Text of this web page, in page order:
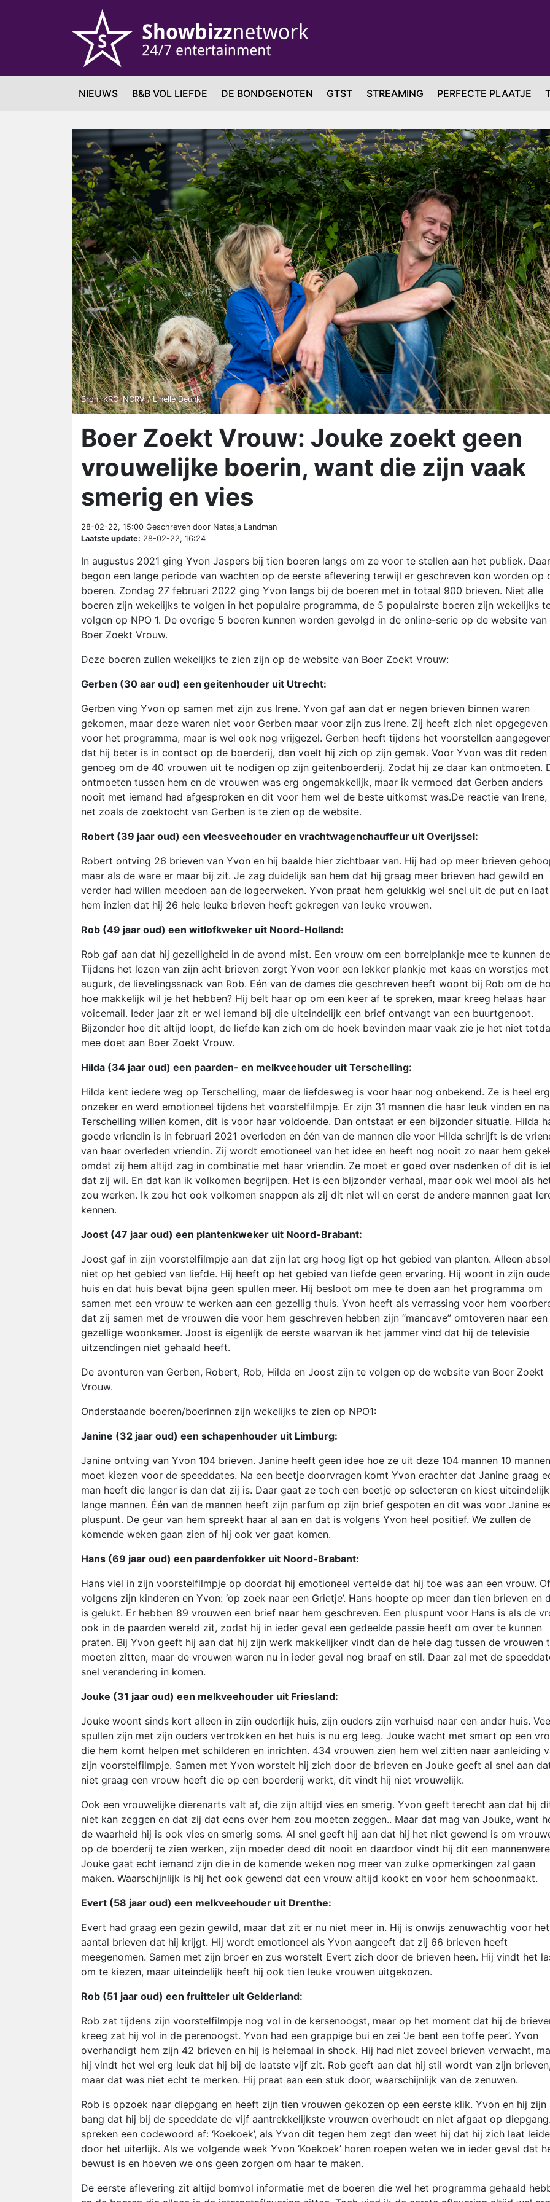
NIEUWS B&B VOL LIEFDE DE BONDGENOTEN GTST STREAMING PERFECTE PLAATJE
Bron: KRO-NCRV / Linelle Deunk
Boer Zoekt Vrouw: Jouke zoekt geen
vrouwelijke boerin, want die zijn vaak
smerig en vies
28-02-22, 15:00 Geschreven door Natasja Landman
Laatste update: 28-02-22, 16:24
In augustus 2021 ging Yvon Jaspers bij tien boeren langs om ze voor te stellen aan het publiek.
begon een lange periode van wachten op de eerste aflevering terwijl er geschreven kon worden op
boeren. Zondag 27 februari 2022 ging Yvon langs bij de boeren met in totaal 900 brieven. Niet alle
boeren zijn wekelijks te volgen in het populaire programma, de 5 populairste boeren zijn wekelijks
volgen op NPO 1. De overige 5 boeren kunnen worden gevolgd in de online-serie op de website van
Boer Zoekt Vrouw.
Deze boeren zullen wekelijks te zien zijn op de website van Boer Zoekt Vrouw:
Gerben (30 aar oud) een geitenhouder uit Utrecht:
Gerben ving Yvon op samen met zijn zus Irene. Yvon gaf aan dat er negen brieven binnen waren
gekomen, maar deze waren niet voor Gerben maar voor zijn zus Irene. Zij heeft zich niet opgegeven
voor het programma, maar is wel ook nog vrijgezel. Gerben heeft tijdens het voorstellen
dat hij beter is in contact op de boerderij, dan voelt hij zich op zijn gemak. Voor Yvon was dit reden
genoeg om de 40 vrouwen uit te nodigen op zijn geitenboerderij. Zodat hij ze daar kan ontmoeten.
ontmoeten tussen hem en de vrouwen was erg ongemakkelijk, maar ik vermoed dat Gerben anders
nooit met iemand had afgesproken en dit voor hem wel de beste uitkomst was.De reactie van Irene,
net zoals de zoektocht van Gerben is te zien op de website.
Robert (39 jaar oud) een vleesveehouder en vrachtwagenchauffeur uit Overijssel:
Robert ontving 26 brieven van Yvon en hij baalde hier zichtbaar van. Hij had op meer brieven
maar als de ware er maar bij zit. Je zag duidelijk aan hem dat hij graag meer brieven had gewild en
verder had willen meedoen aan de logeerweken. Yvon praat hem gelukkig wel snel uit de put en laat
hem inzien dat hij 26 hele leuke brieven heeft gekregen van leuke vrouwen.
Rob (49 jaar oud) een witlofkweker uit Noord-Holland:
Rob gaf aan dat hij gezelligheid in de avond mist. Een vrouw om een borrelplankje mee te kunnen
Tijdens het lezen van zijn acht brieven zorgt Yvon voor een lekker plankje met kaas en worstjes met
augurk, de lievelingssnack van Rob. Eén van de dames die geschreven heeft woont bij Rob om de
hoe makkelijk wil je het hebben? Hij belt haar op om een keer af te spreken, maar kreeg helaas haar
voicemail. Ieder jaar zit er wel iemand bij die uiteindelijk een brief ontvangt van een buurtgenoot.
Bijzonder hoe dit altijd loopt, de liefde kan zich om de hoek bevinden maar vaak zie je het niet
mee doet aan Boer Zoekt Vrouw.
Hilda (34 jaar oud) een paarden- en melkveehouder uit Terschelling:
Hilda kent iedere weg op Terschelling, maar de liefdesweg is voor haar nog onbekend. Ze is heel erg
onzeker en werd emotioneel tijdens het voorstelfilmpje. Er zijn 31 mannen die haar leuk vinden en
Terschelling willen komen, dit is voor haar voldoende. Dan ontstaat er een bijzonder situatie. Hilda
goede vriendin is in februari 2021 overleden en één van de mannen die voor Hilda schrijft is de
van haar overleden vriendin. Zij wordt emotioneel van het idee en heeft nog nooit zo naar hem
omdat zij hem altijd zag in combinatie met haar vriendin. Ze moet er goed over nadenken of dit is
dat zij wil. En dat kan ik volkomen begrijpen. Het is een bijzonder verhaal, maar ook wel mooi als
zou werken. Ik zou het ook volkomen snappen als zij dit niet wil en eerst de andere mannen gaat
kennen.
Joost (47 jaar oud) een plantenkweker uit Noord-Brabant:
Joost gaf in zijn voorstelfilmpje aan dat zijn lat erg hoog ligt op het gebied van planten. Alleen
niet op het gebied van liefde. Hij heeft op het gebied van liefde geen ervaring. Hij woont in zijn
huis en dat huis bevat bijna geen spullen meer. Hij besloot om mee te doen aan het programma om
samen met een vrouw te werken aan een gezellig thuis. Yvon heeft als verrassing voor hem
dat zij samen met de vrouwen die voor hem geschreven hebben zijn “mancave” omtoveren naar een
gezellige woonkamer. Joost is eigenlijk de eerste waarvan ik het jammer vind dat hij de televisie
uitzendingen niet gehaald heeft.
De avonturen van Gerben, Robert, Rob, Hilda en Joost zijn te volgen op de website van Boer Zoekt
Vrouw.
Onderstaande boeren/boerinnen zijn wekelijks te zien op NPO1:
Janine (32 jaar oud) een schapenhouder uit Limburg:
Janine ontving van Yvon 104 brieven. Janine heeft geen idee hoe ze uit deze 104 mannen 10 mannen
moet kiezen voor de speeddates. Na een beetje doorvragen komt Yvon erachter dat Janine graag
man heeft die langer is dan dat zij is. Daar gaat ze toch een beetje op selecteren en kiest uiteindelijk
lange mannen. Één van de mannen heeft zijn parfum op zijn brief gespoten en dit was voor Janine
pluspunt. De geur van hem spreekt haar al aan en dat is volgens Yvon heel positief. We zullen de
komende weken gaan zien of hij ook ver gaat komen.
Hans (69 jaar oud) een paardenfokker uit Noord-Brabant:
Hans viel in zijn voorstelfilmpje op doordat hij emotioneel vertelde dat hij toe was aan een vrouw. Of
volgens zijn kinderen en Yvon: ‘op zoek naar een Grietje’. Hans hoopte op meer dan tien brieven en
is gelukt. Er hebben 89 vrouwen een brief naar hem geschreven. Een pluspunt voor Hans is als de
ook in de paarden wereld zit, zodat hij in ieder geval een gedeelde passie heeft om over te kunnen
praten. Bij Yvon geeft hij aan dat hij zijn werk makkelijker vindt dan de hele dag tussen de vrouwen
moeten zitten, maar de vrouwen waren nu in ieder geval nog braaf en stil. Daar zal met de
snel verandering in komen.
Jouke (31 jaar oud) een melkveehouder uit Friesland:
Jouke woont sinds kort alleen in zijn ouderlijk huis, zijn ouders zijn verhuisd naar een ander huis.
spullen zijn met zijn ouders vertrokken en het huis is nu erg leeg. Jouke wacht met smart op een
die hem komt helpen met schilderen en inrichten. 434 vrouwen zien hem wel zitten naar aanleiding
zijn voorstelfilmpje. Samen met Yvon worstelt hij zich door de brieven en Jouke geeft al snel aan
niet graag een vrouw heeft die op een boerderij werkt, dit vindt hij niet vrouwelijk.
Ook een vrouwelijke dierenarts valt af, die zijn altijd vies en smerig. Yvon geeft terecht aan dat hij
niet kan zeggen en dat zij dat eens over hem zou moeten zeggen.. Maar dat mag van Jouke, want
de waarheid hij is ook vies en smerig soms. Al snel geeft hij aan dat hij het niet gewend is om
op de boerderij te zien werken, zijn moeder deed dit nooit en daardoor vindt hij dit een
Jouke gaat echt iemand zijn die in de komende weken nog meer van zulke opmerkingen zal gaan
maken. Waarschijnlijk is hij het ook gewend dat een vrouw altijd kookt en voor hem schoonmaakt.
Evert (58 jaar oud) een melkveehouder uit Drenthe:
Evert had graag een gezin gewild, maar dat zit er nu niet meer in. Hij is onwijs zenuwachtig voor het
aantal brieven dat hij krijgt. Hij wordt emotioneel als Yvon aangeeft dat zij 66 brieven heeft
meegenomen. Samen met zijn broer en zus worstelt Evert zich door de brieven heen. Hij vindt het
om te kiezen, maar uiteindelijk heeft hij ook tien leuke vrouwen uitgekozen.
Rob (51 jaar oud) een fruitteler uit Gelderland:
Rob zat tijdens zijn voorstelfilmpje nog vol in de kersenoogst, maar op het moment dat hij de
kreeg zat hij vol in de perenoogst. Yvon had een grappige bui en zei ‘Je bent een toffe peer’. Yvon
overhandigt hem zijn 42 brieven en hij is helemaal in shock. Hij had niet zoveel brieven verwacht,
hij vindt het wel erg leuk dat hij bij de laatste vijf zit. Rob geeft aan dat hij stil wordt van zijn brieven,
maar dat was niet echt te merken. Hij praat aan een stuk door, waarschijnlijk van de zenuwen.
Rob is opzoek naar diepgang en heeft zijn tien vrouwen gekozen op een eerste klik. Yvon en hij zijn
bang dat hij bij de speeddate de vijf aantrekkelijkste vrouwen overhoudt en niet afgaat op
spreken een codewoord af: ‘Koekoek’, als Yvon dit tegen hem zegt dan weet hij dat hij zich laat
door het uiterlijk. Als we volgende week Yvon ‘Koekoek’ horen roepen weten we in ieder geval dat
bewust is en hoeven we ons geen zorgen om haar te maken.
De eerste aflevering zit altijd bomvol informatie met de boeren die wel het programma gehaald